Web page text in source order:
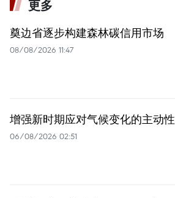
更多
奠边省逐步构建森林碳信用市场
08/08/2026 11:47
增强新时期应对气候变化的主动性
06/08/2026 02:51